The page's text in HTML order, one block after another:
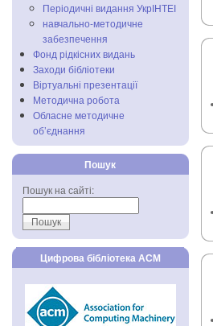
Періодичні видання УкрІНТЕІ
навчально-методичне
забезпечення
Фонд рідкісних видань
Заходи бібліотеки
Віртуальні презентації
Методична робота
Обласне методичне
об’єднання
Пошук
Пошук на сайті:
Цифрова бібліотека АСМ